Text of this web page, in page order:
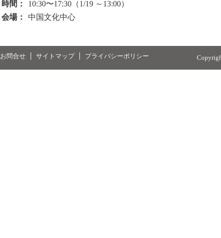
時間：
10:30〜17:30（1/19 ～13:00）
会場：
中国文化中心
お問合せ サイトマップ プライバシーポリシー